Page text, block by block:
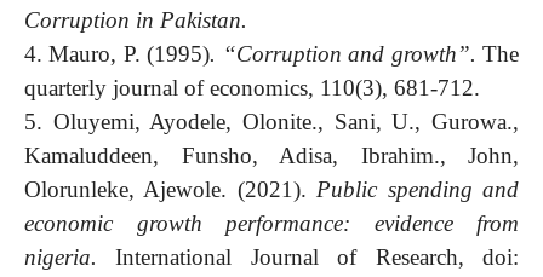
Corruption in Pakistan.
4. Mauro, P. (1995). “Corruption and growth”.The
quarterly journal of economics, 110(3), 681-712.
5. Oluyemi, Ayodele, Olonite., Sani, U., Gurowa.,
Kamaluddeen, Funsho, Adisa, Ibrahim., John,
Olorunleke, Ajewole. (2021). Public spending and
economic growth performance: evidence from
nigeria.International Journal of Research, doi: